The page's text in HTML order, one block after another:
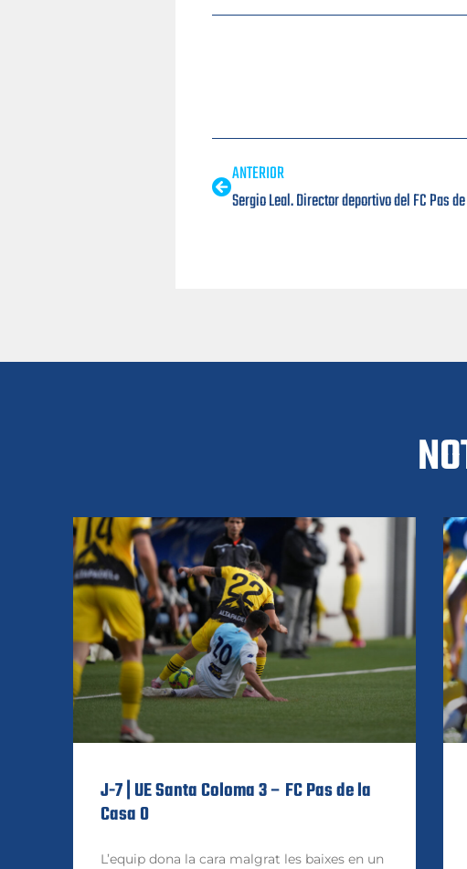
ANTERIOR
Sergio Leal. Director deportivo del FC Pas
J-7 | UE Santa Coloma 3 – FC Pas de la
Casa 0
L’equip dona la cara malgrat les baixes en un